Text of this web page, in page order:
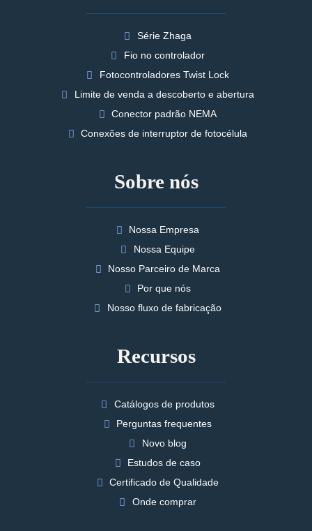
Série Zhaga
Fio no controlador
Fotocontroladores Twist Lock
Limite de venda a descoberto e abertura
Conector padrão NEMA
Conexões de interruptor de fotocélula
Sobre nós
Nossa Empresa
Nossa Equipe
Nosso Parceiro de Marca
Por que nós
Nosso fluxo de fabricação
Recursos
Catálogos de produtos
Perguntas frequentes
Novo blog
Estudos de caso
Certificado de Qualidade
Onde comprar